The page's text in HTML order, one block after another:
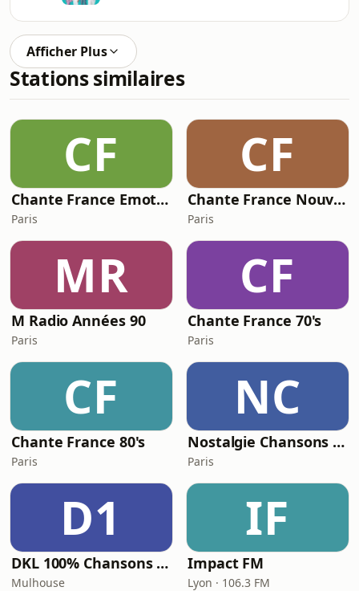
Afficher Plus
Stations similaires
CF
Chante France Emotion
Paris
CF
Chante France Nouveautés
Paris
MR
M Radio Années 90
Paris
CF
Chante France 70's
Paris
CF
Chante France 80's
Paris
NC
Nostalgie Chansons Françaises
Paris
D1
DKL 100% Chansons Françaises
Mulhouse
IF
Impact FM
Lyon · 106.3 FM